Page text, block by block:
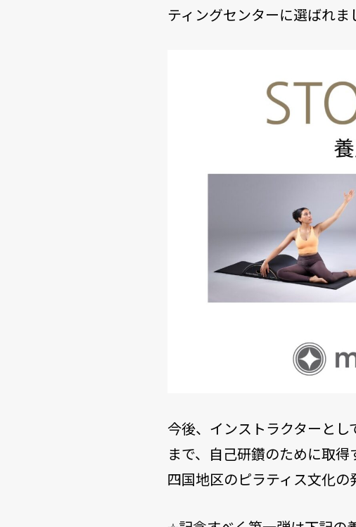
お問い合わせ
Contact Us
ティングセンターに選ばれま
今後、インストラクターと
まで、自己研鑽のために取
四国地区のピラティス文化の